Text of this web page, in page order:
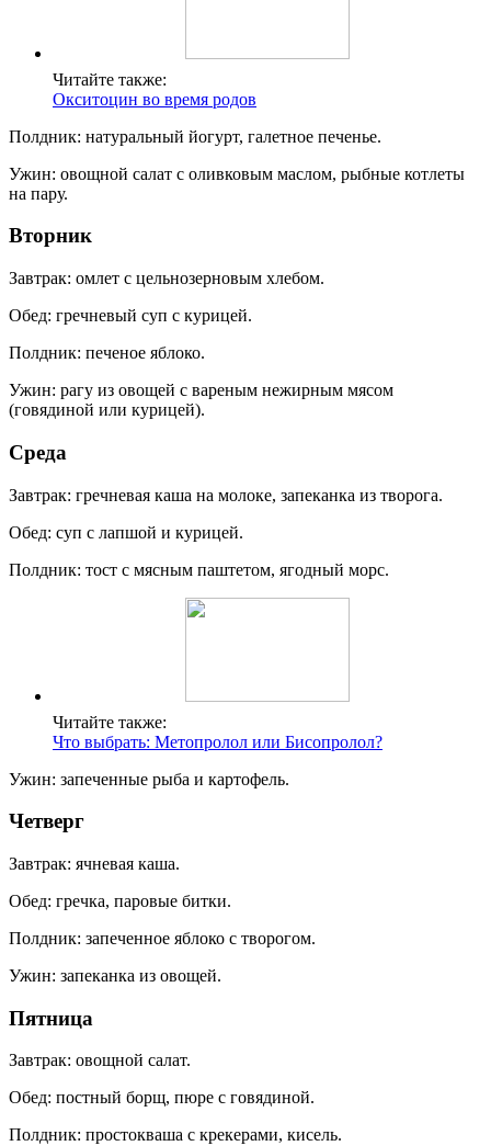
Читайте также:
Окситоцин во время родов
Полдник: натуральный йогурт, галетное печенье.
Ужин: овощной салат с оливковым маслом, рыбные котлеты
на пару.
Вторник
Завтрак: омлет с цельнозерновым хлебом.
Обед: гречневый суп с курицей.
Полдник: печеное яблоко.
Ужин: рагу из овощей с вареным нежирным мясом
(говядиной или курицей).
Среда
Завтрак: гречневая каша на молоке, запеканка из творога.
Обед: суп с лапшой и курицей.
Полдник: тост с мясным паштетом, ягодный морс.
Читайте также:
Что выбрать: Метопролол или Бисопролол?
Ужин: запеченные рыба и картофель.
Четверг
Завтрак: ячневая каша.
Обед: гречка, паровые битки.
Полдник: запеченное яблоко с творогом.
Ужин: запеканка из овощей.
Пятница
Завтрак: овощной салат.
Обед: постный борщ, пюре с говядиной.
Полдник: простокваша с крекерами, кисель.